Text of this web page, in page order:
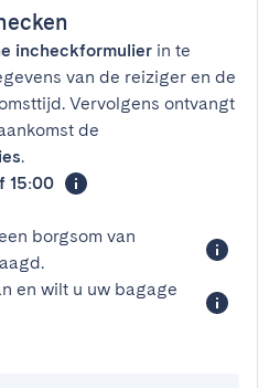
incheckformulier in te
van de reiziger en de
Vervolgens ontvangt
de
.
15:00
borgsom van
en wilt u uw bagage